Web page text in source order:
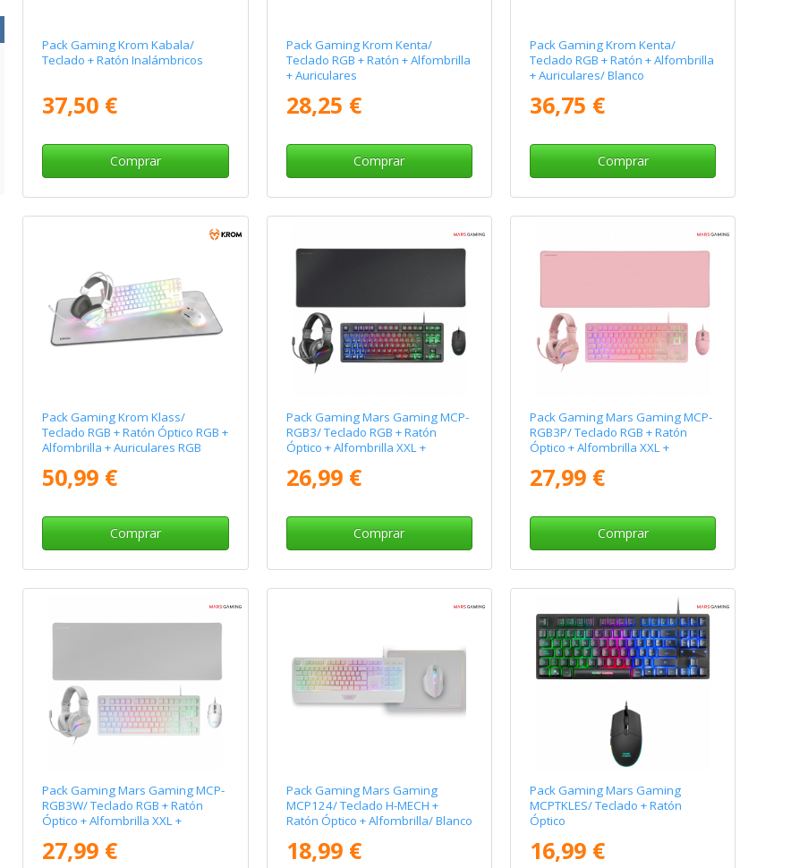
Pack Gaming Krom Kabala/
Teclado + Ratón Inalámbricos
37,50 €
Comprar
Pack Gaming Krom Kenta/
Teclado RGB + Ratón + Alfombrilla
+ Auriculares
28,25 €
Comprar
Pack Gaming Krom Kenta/
Teclado RGB + Ratón + Alfombrilla
+ Auriculares/ Blanco
36,75 €
Comprar
Pack Gaming Krom Klass/
Teclado RGB + Ratón Óptico RGB +
Alfombrilla + Auriculares RGB
50,99 €
Comprar
Pack Gaming Mars Gaming MCP-
RGB3/ Teclado RGB + Ratón
Óptico + Alfombrilla XXL +
26,99 €
Comprar
Pack Gaming Mars Gaming MCP-
RGB3P/ Teclado RGB + Ratón
Óptico + Alfombrilla XXL +
27,99 €
Comprar
Pack Gaming Mars Gaming MCP-
RGB3W/ Teclado RGB + Ratón
Óptico + Alfombrilla XXL +
27,99 €
Pack Gaming Mars Gaming
MCP124/ Teclado H-MECH +
Ratón Óptico + Alfombrilla/ Blanco
18,99 €
Pack Gaming Mars Gaming
MCPTKLES/ Teclado + Ratón
Óptico
16,99 €